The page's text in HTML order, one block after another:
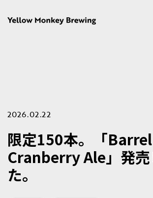
2026.02.22
限定150本。「
Cranberry Ale」発売
た。